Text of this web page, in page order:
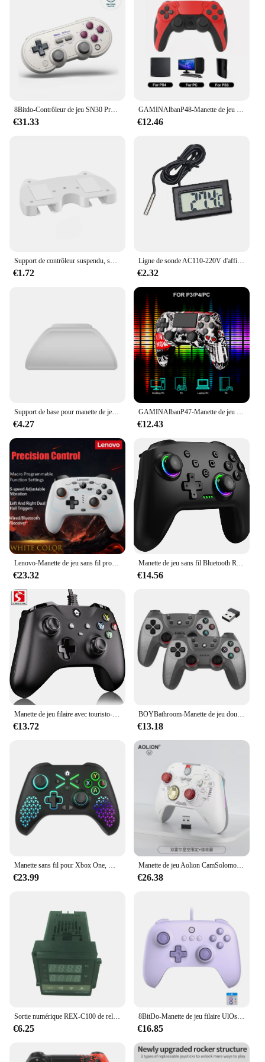
8Bitdo-Contrôleur de jeu SN30 Pro sans fil Bluetooth avec effet Hall, commutateur pour MacOS, Android, Raspberry Pi, Windows Steam
€31.33
GAMINAlbanP48-Manette de jeu sans fil avec gyroscope à six axes, manette de jeu pour PS4, console PS3, gagne 7, 8, 10 touristes, vibration PC Joystick
€12.46
Support de contrôleur suspendu, support de rangement Portable, support de manette de jeu pour Xbox One Xbox 360 Xbox One/Series S/X
€1.72
Ligne de sonde AC110-220V d'affichage à LED de contrôle de température de DC 12V/24V 20A Digital
€2.32
Support de base pour manette de jeu Xbox One EvaluGame Series, accessoires ONE SLIM
€4.27
GAMINAlbanP47-Manette de jeu sans fil Bluetooth, contrôleur de vibration pour touristes, manette de jeu pour PS4, console de jeu Playstation 4, PS3, PC, Windows 7, 8, 10
€12.43
Lenovo-Manette de jeu sans fil programmable Macro S04, contrôleur de jeu filaire prédire personnalisé, contrôle du mouvement complet 2.4G, nouveau
€23.32
Manette de jeu sans fil Bluetooth RVB pour Nintendo Switch Pro, manette d'origine PC, manette de jeu professionnelle sans décalage
€14.56
€13.72 €13.18
€23.99
Manette de jeu Aolion CamSolomon Series, contrôleur de commutateur Bluetooth sans fil, vibration continue, déclencheur linéaire, mentaires oriel, hall des touristes, 2024
€26.38
€6.25
8BitDo-Manette de jeu filaire UlOscar C/2C, contrôleur sans fil 2.4G pour PC,Windows 10, 11,Steam Deck,Raspberry Pi, Android
€16.85